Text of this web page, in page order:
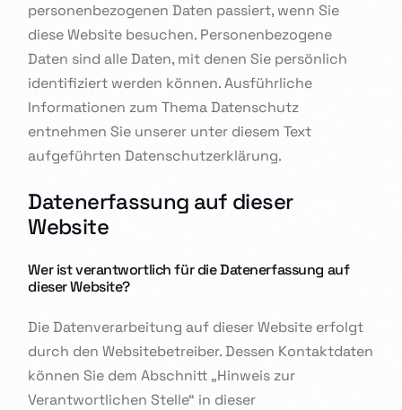
personenbezogenen Daten passiert, wenn Sie
diese Website besuchen. Personenbezogene
Daten sind alle Daten, mit denen Sie persönlich
identifiziert werden können. Ausführliche
Informationen zum Thema Datenschutz
entnehmen Sie unserer unter diesem Text
aufgeführten Datenschutzerklärung.
Datenerfassung auf dieser
Website
Wer ist verantwortlich für die Datenerfassung auf
dieser Website?
Die Datenverarbeitung auf dieser Website erfolgt
durch den Websitebetreiber. Dessen Kontaktdaten
können Sie dem Abschnitt „Hinweis zur
Verantwortlichen Stelle“ in dieser